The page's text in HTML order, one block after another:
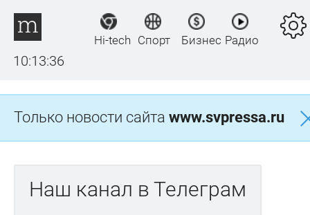
10:13:36
Hi-tech Спорт Бизнес Радио
Только новости сайта www.svpressa.ru
Наш канал в Телеграм